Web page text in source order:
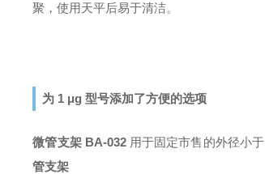
聚，使用天平后易于清洁。
为 1 μg 型号添加了方便的选项
微管支架 BA-032用于固定市售的外径小于
管支架